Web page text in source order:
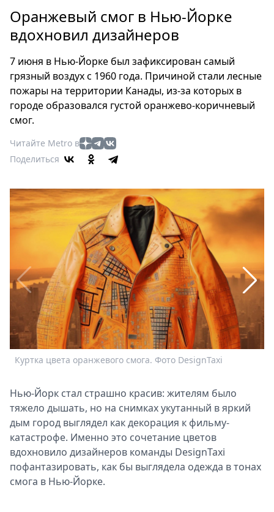
Россия
Мир
Здоровье
Еда
Туризм
Мода
Кино
Афиша
Выставки
Пресс-
релизы
Metro
Стримы
Спецпроекты
Звезды
Выборы
2026
Скачай
Metro
Оранжевый смог в Нью-Йорке
вдохновил дизайнеров
7 июня в Нью-Йорке был зафиксирован самый
грязный воздух с 1960 года. Причиной стали лесные
пожары на территории Канады, из-за которых в
городе образовался густой оранжево-коричневый
смог.
Читайте Metro в
Поделиться
Куртка цвета оранжевого смога. Фото DesignTaxi
Нью-Йорк стал страшно красив: жителям было
тяжело дышать, но на снимках укутанный в яркий
дым город выглядел как декорация к фильму-
катастрофе. Именно это сочетание цветов
вдохновило дизайнеров команды DesignTaxi
пофантазировать, как бы выглядела одежда в тонах
смога в Нью-Йорке.